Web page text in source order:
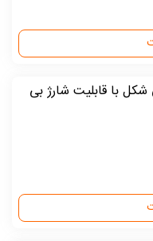
با قابلیت شارژ بی